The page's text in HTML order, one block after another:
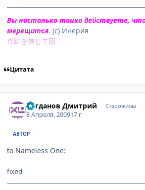
Вы настолько тонко действуете,
мерещится. (с) Инерия
奇跡を信じて団
Цитата
Богданов Дмитрий Старожилы
8 Апреля, 200917 г
АВТОР
to Nameless One:
fixed